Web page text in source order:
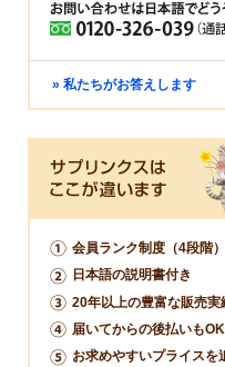
» 私たちがお答えします
会員ランク制度（4段階）
日本語の説明書付き
20年以上の豊富な販売実
届いてからの後払いもOK
お求めやすいプライスを